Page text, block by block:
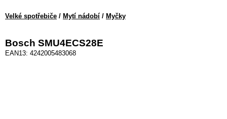
Velké spotřebiče / Mytí nádobí / Myčky
Bosch SMU4ECS28E
EAN13: 4242005483068